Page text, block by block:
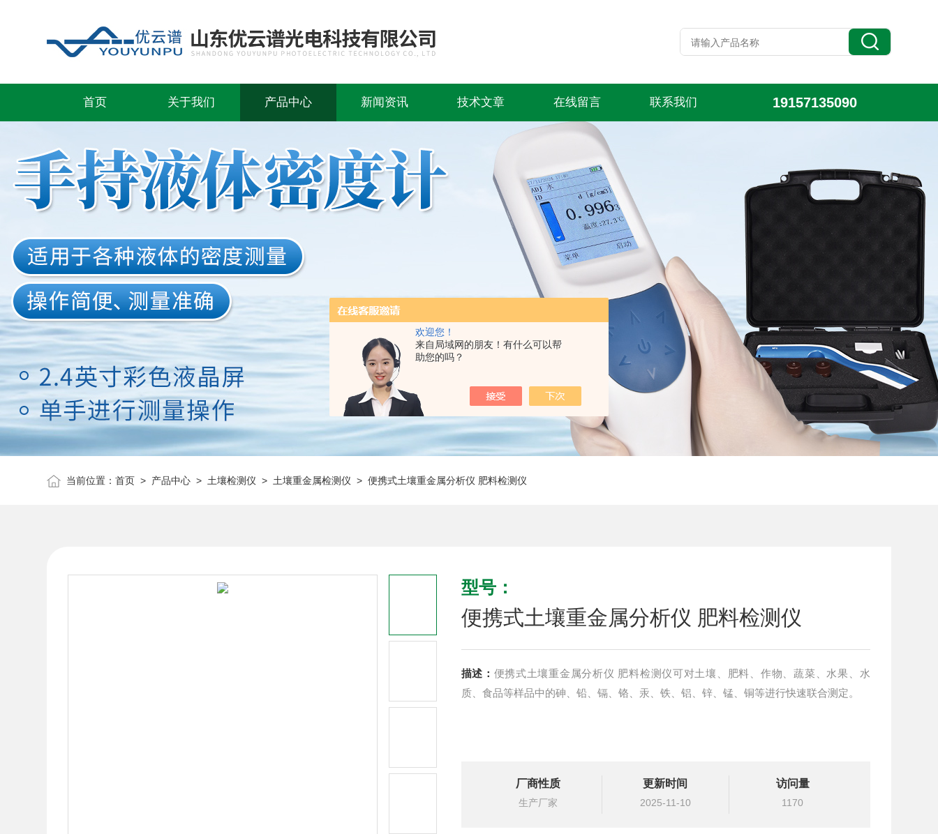
欢迎您！
来自局域网的朋友！有什么可以帮
助您的吗？
首页 关于我们 产品中心 新闻资讯 技术文章 在线留言 联系我们 19157135090
当前位置：首页 > 产品中心 > 土壤检测仪 > 土壤重金属检测仪 > 便携式土壤重金属分析仪 肥料检测仪
型号：
便携式土壤重金属分析仪 肥料检测仪
描述： 便携式土壤重金属分析仪 肥料检测仪可对土壤、肥料、作物、蔬菜、水果、水
质、食品等样品中的砷、铅、镉、铬、汞、铁、铝、锌、锰、铜等进行快速联合测定。
厂商性质
生产厂家
更新时间
2025-11-10
访问量
1170